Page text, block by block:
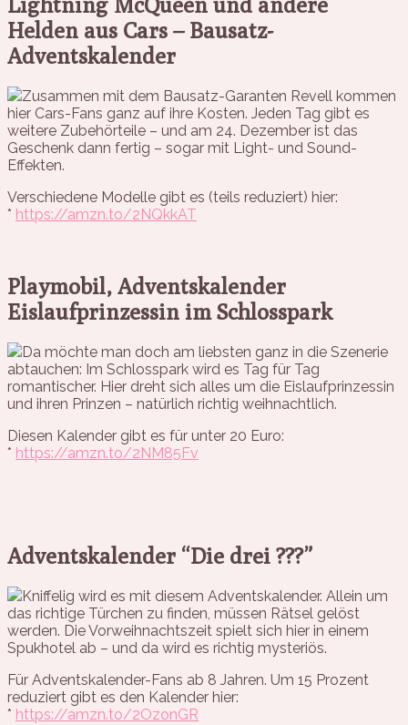
Helden aus Cars – Bausatz-
Adventskalender
Zusammen mit dem Bausatz-Garanten Revell kommen
hier Cars-Fans ganz auf ihre Kosten. Jeden Tag gibt es
weitere Zubehörteile – und am 24. Dezember ist das
Geschenk dann fertig – sogar mit Light- und Sound-
Effekten.
Verschiedene Modelle gibt es (teils reduziert) hier:
* https://amzn.to/2NQkkAT
Playmobil, Adventskalender
Eislaufprinzessin im Schlosspark
Da möchte man doch am liebsten ganz in die Szenerie
abtauchen: Im Schlosspark wird es Tag für Tag
romantischer. Hier dreht sich alles um die Eislaufprinzessin
und ihren Prinzen – natürlich richtig weihnachtlich.
Diesen Kalender gibt es für unter 20 Euro:
* https://amzn.to/2NM85Fv
Adventskalender “Die drei ???”
Kniffelig wird es mit diesem Adventskalender. Allein um
das richtige Türchen zu finden, müssen Rätsel gelöst
werden. Die Vorweihnachtszeit spielt sich hier in einem
Spukhotel ab – und da wird es richtig mysteriös.
Für Adventskalender-Fans ab 8 Jahren. Um 15 Prozent
reduziert gibt es den Kalender hier:
* https://amzn.to/2OzonGR